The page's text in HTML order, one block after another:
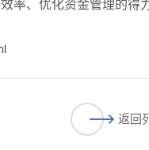
率、优化资金管理的得
返回